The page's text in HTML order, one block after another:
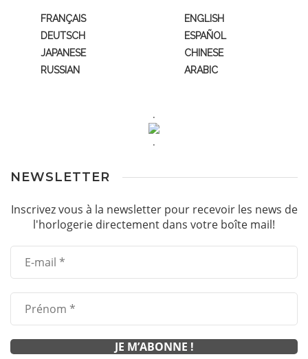
FRANÇAIS
ENGLISH
DEUTSCH
ESPAÑOL
JAPANESE
CHINESE
RUSSIAN
ARABIC
.
.
NEWSLETTER
Inscrivez vous à la newsletter pour recevoir les news de
l'horlogerie directement dans votre boîte mail!